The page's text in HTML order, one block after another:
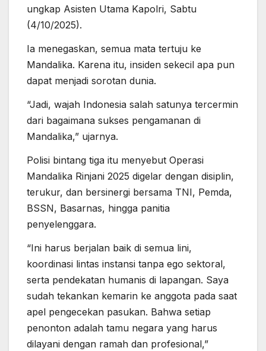
ungkap Asisten Utama Kapolri, Sabtu
(4/10/2025).
Ia menegaskan, semua mata tertuju ke
Mandalika. Karena itu, insiden sekecil apa pun
dapat menjadi sorotan dunia.
“Jadi, wajah Indonesia salah satunya tercermin
dari bagaimana sukses pengamanan di
Mandalika,” ujarnya.
Polisi bintang tiga itu menyebut Operasi
Mandalika Rinjani 2025 digelar dengan disiplin,
terukur, dan bersinergi bersama TNI, Pemda,
BSSN, Basarnas, hingga panitia
penyelenggara.
“Ini harus berjalan baik di semua lini,
koordinasi lintas instansi tanpa ego sektoral,
serta pendekatan humanis di lapangan. Saya
sudah tekankan kemarin ke anggota pada saat
apel pengecekan pasukan. Bahwa setiap
penonton adalah tamu negara yang harus
dilayani dengan ramah dan profesional,”